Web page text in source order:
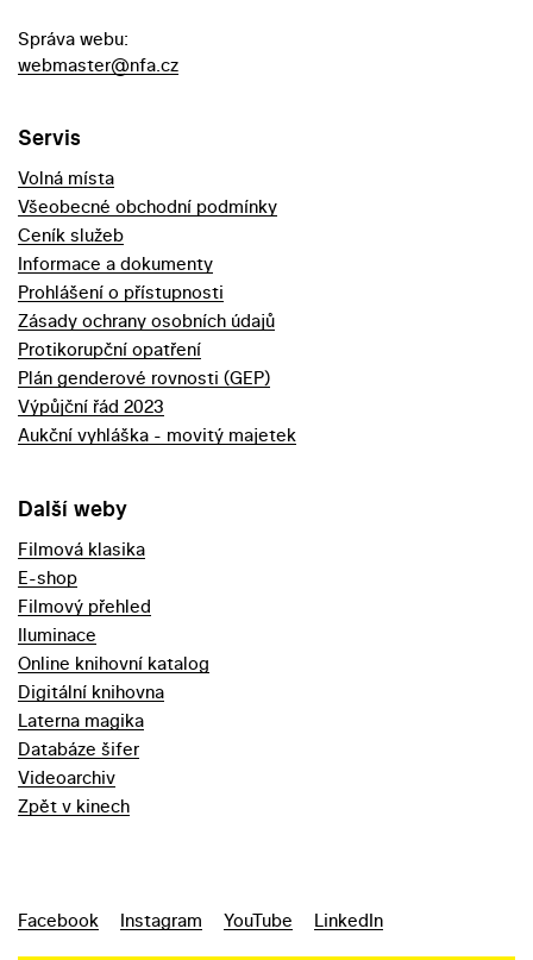
Správa webu:
webmaster@nfa.cz
Servis
Volná místa
Všeobecné obchodní podmínky
Ceník služeb
Informace a dokumenty
Prohlášení o přístupnosti
Zásady ochrany osobních údajů
Protikorupční opatření
Plán genderové rovnosti (GEP)
Výpůjční řád 2023
Aukční vyhláška - movitý majetek
Další weby
Filmová klasika
E-shop
Filmový přehled
Iluminace
Online knihovní katalog
Digitální knihovna
Laterna magika
Databáze šifer
Videoarchiv
Zpět v kinech
Facebook Instagram YouTube LinkedIn